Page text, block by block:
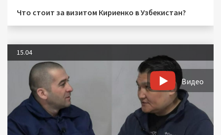
Что стоит за визитом Кириенко в Узбекистан?
15.04
Видео